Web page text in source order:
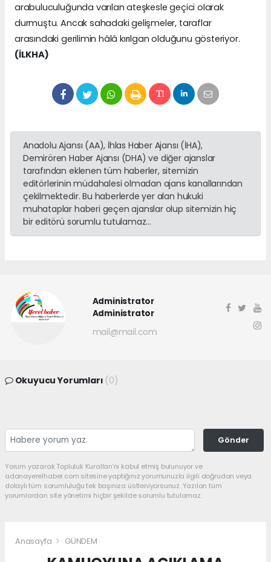
arabuluculuğunda varılan ateşkesle geçici olarak
durmuştu. Ancak sahadaki gelişmeler, taraflar
arasındaki gerilimin hâlâ kırılgan olduğunu gösteriyor.
(İLKHA)
Anadolu Ajansı (AA), İhlas Haber Ajansı (İHA),
Demirören Haber Ajansı (DHA) ve diğer ajanslar
tarafından eklenen tüm haberler, sitemizin
editörlerinin müdahalesi olmadan ajans kanallarından
çekilmektedir. Bu haberlerde yer alan hukuki
muhataplar haberi geçen ajanslar olup sitemizin hiç
bir editörü sorumlu tutulamaz...
Administrator
Administrator
mail@mail.com
Okuyucu Yorumları (0)
Gönder
Yorum yazarak Topluluk Kuralları’nı kabul etmiş bulunuyor ve
adanayerelhaber.com sitesine yaptığınız yorumunuzla ilgili doğrudan veya
dolaylı tüm sorumluluğu tek başınıza üstleniyorsunuz. Yazılan tüm
yorumlardan site yönetimi hiçbir şekilde sorumlu tutulamaz.
Anasayfa GÜNDEM